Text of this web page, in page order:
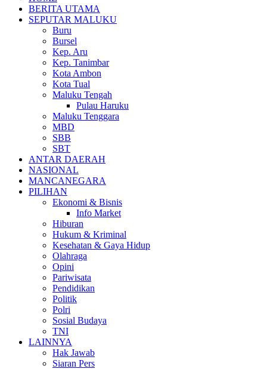
BERITA UTAMA
SEPUTAR MALUKU
Buru
Bursel
Kep. Aru
Kep. Tanimbar
Kota Ambon
Kota Tual
Maluku Tengah
Pulau Haruku
Maluku Tenggara
MBD
SBB
SBT
ANTAR DAERAH
NASIONAL
MANCANEGARA
PILIHAN
Ekonomi & Bisnis
Info Market
Hiburan
Hukum & Kriminal
Kesehatan & Gaya Hidup
Olahraga
Opini
Pariwisata
Pendidikan
Politik
Polri
Sosial Budaya
TNI
LAINNYA
Hak Jawab
Siaran Pers